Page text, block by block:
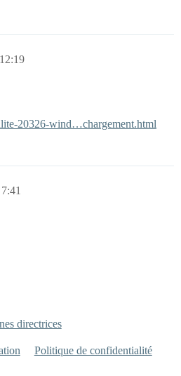
20326-wind…chargement.html
directrices
Politique de confidentialité